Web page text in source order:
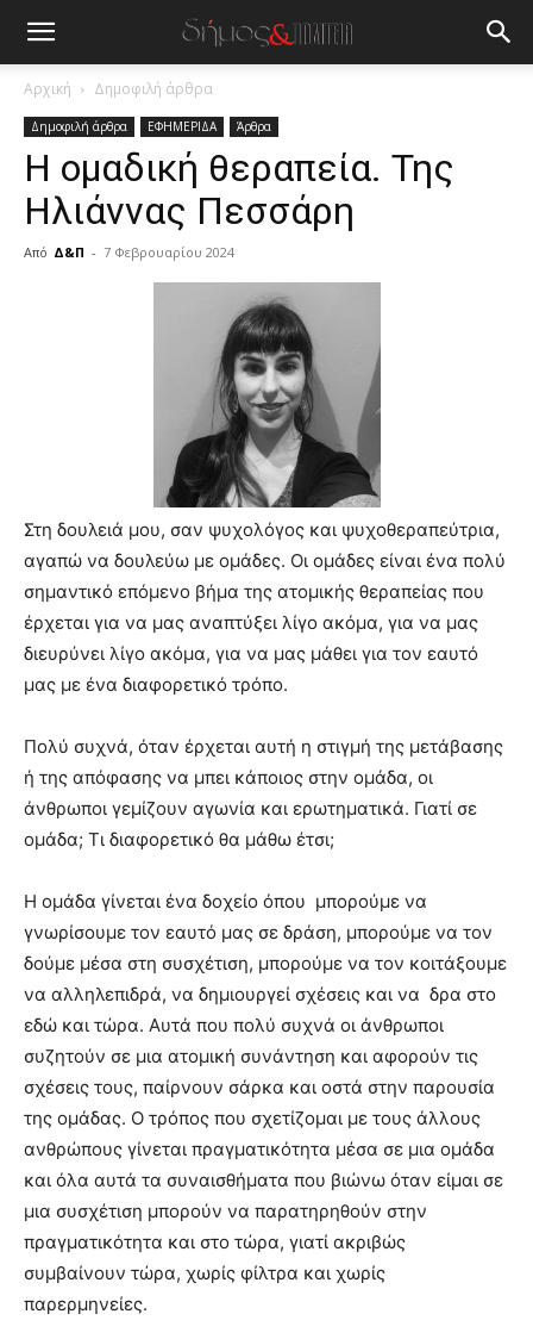
Αρχική Δημοφιλή άρθρα
Δημοφιλή άρθρα ΕΦΗΜΕΡΙΔΑ Άρθρα
Η ομαδική θεραπεία. Της
Ηλιάννας Πεσσάρη
Από Δ&Π - 7 Φεβρουαρίου 2024
teaches
you
the
meaning
of
pain.
pornhun
hd
Στη δουλειά μου, σαν ψυχολόγος και ψυχοθεραπεύτρια,
αγαπώ να δουλεύω με ομάδες. Οι ομάδες είναι ένα πολύ
σημαντικό επόμενο βήμα της ατομικής θεραπείας που
έρχεται για να μας αναπτύξει λίγο ακόμα, για να μας
διευρύνει λίγο ακόμα, για να μας μάθει για τον εαυτό
μας με ένα διαφορετικό τρόπο.
Πολύ συχνά, όταν έρχεται αυτή η στιγμή της μετάβασης
ή της απόφασης να μπει κάποιος στην ομάδα, οι
άνθρωποι γεμίζουν αγωνία και ερωτηματικά. Γιατί σε
ομάδα; Τι διαφορετικό θα μάθω έτσι;
Η ομάδα γίνεται ένα δοχείο όπου μπορούμε να
γνωρίσουμε τον εαυτό μας σε δράση, μπορούμε να τον
δούμε μέσα στη συσχέτιση, μπορούμε να τον κοιτάξουμε
να αλληλεπιδρά, να δημιουργεί σχέσεις και να δρα στο
εδώ και τώρα. Αυτά που πολύ συχνά οι άνθρωποι
συζητούν σε μια ατομική συνάντηση και αφορούν τις
σχέσεις τους, παίρνουν σάρκα και οστά στην παρουσία
της ομάδας. Ο τρόπος που σχετίζομαι με τους άλλους
ανθρώπους γίνεται πραγματικότητα μέσα σε μια ομάδα
και όλα αυτά τα συναισθήματα που βιώνω όταν είμαι σε
μια συσχέτιση μπορούν να παρατηρηθούν στην
πραγματικότητα και στο τώρα, γιατί ακριβώς
συμβαίνουν τώρα, χωρίς φίλτρα και χωρίς
παρερμηνείες.